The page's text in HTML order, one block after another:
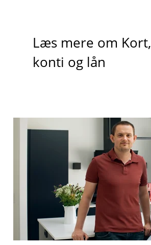
Læs mere om Kort,
konti og lån